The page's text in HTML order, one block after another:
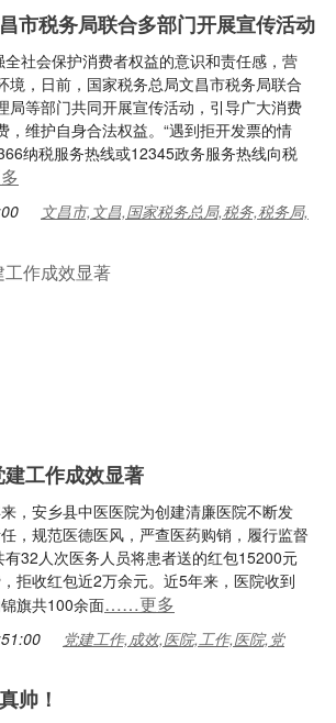
市税务局联合多部门开展宣传活动
社会保护消费者权益的意识和责任感，营
境，日前，国家税务总局文昌市税务局联合
局等部门共同开展宣传活动，引导广大消费
，维护自身合法权益。“遇到拒开发票的情
纳税服务热线或12345政务服务热线向税
文昌市,文昌,国家税务总局,税务,税务局,
工作成效显著
，安乡县中医医院为创建清廉医院不断发
，规范医德医风，严查医药购销，履行监督
32人次医务人员将患者送的红包15200元
拒收红包近2万余元。近5年来，医院收到
旗共100余面……更多
党建工作,成效,医院,工作,医院,党
帅！